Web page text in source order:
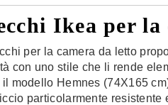
Ikea per la
per la camera da letto
con uno stile che li rende
modello Hemnes (74X165
particolarmente